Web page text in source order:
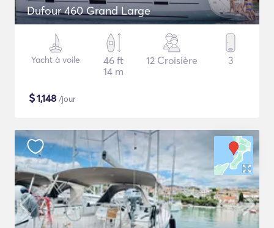
Dufour 460 Grand Large
Yacht à voile
46 ft
14 m
12 Croisière 3
$1,148 /jour